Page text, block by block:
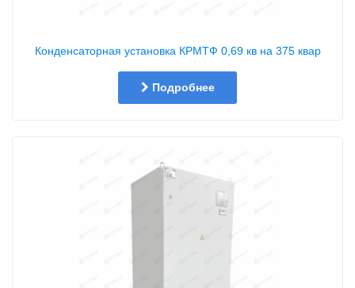
Конденсаторная установка КРМТФ 0,69 кв на 375 квар
Подробнее